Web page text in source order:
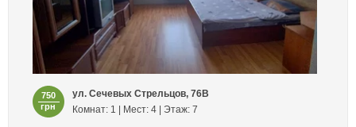
750
грн
ул. Сечевых Стрельцов, 76В
Комнат: 1 | Мест: 4 | Этаж: 7